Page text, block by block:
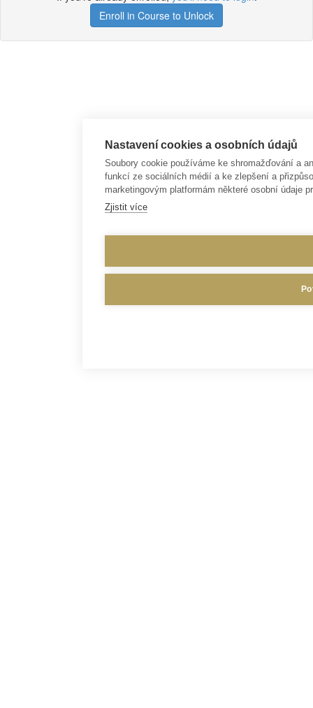
Enroll in Course to Unlock
Nastavení cookies a osobních údajů
Soubory cookie používáme ke shromažďování a
funkcí ze sociálních médií a ke zlepšení a
marketingovým platformám některé osobní údaje
Zjistit více